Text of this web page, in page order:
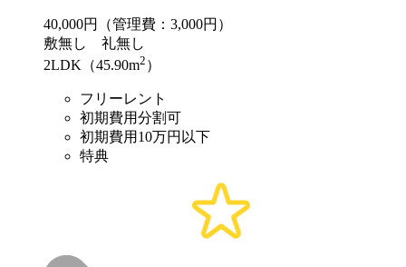
40,000円（管理費：3,000円）
敷無し 礼無し
2LDK（45.90m2 ）
フリーレント
初期費用分割可
初期費用10万円以下
特典